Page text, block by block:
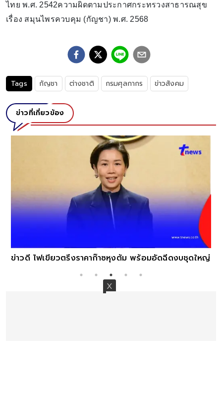
ไทย พ.ศ. 2542ความผิดตามประกาศกระทรวงสาธารณสุข
เรื่อง สมุนไพรควบคุม (กัญชา) พ.ศ. 2568
Tags กัญชา ต่างชาติ กรมศุลกากร ข่าวสังคม
ข่าวที่เกี่ยวข้อง
ข่าวดี ไฟเขียวตรึงราคาก๊าซหุงต้ม พร้อมอัดฉีดงบชุดใหญ่